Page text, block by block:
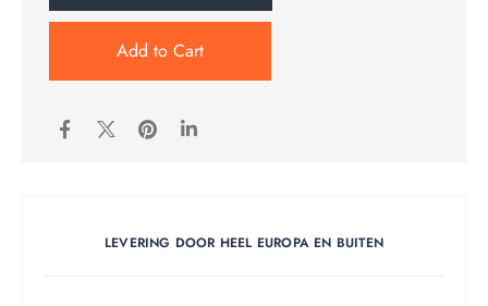
Add to Cart
LEVERING DOOR HEEL EUROPA EN BUITEN